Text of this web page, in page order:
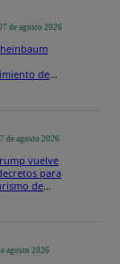
de agosto 2026
de
de agosto 2026
vuelve
para
de
agosto 2026